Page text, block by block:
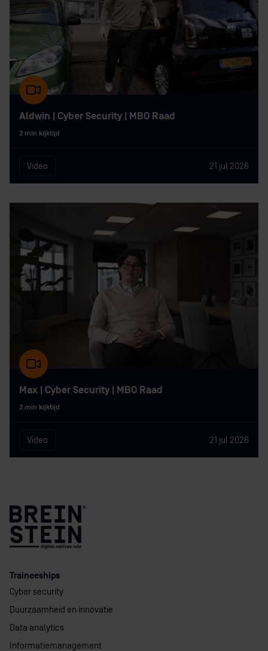
Aldwin | Cyber Security | MBO Raad
2 min kijktijd
Video 21 jul 2026
Max | Cyber Security | MBO Raad
2 min kijktijd
Video 21 jul 2026
Traineeships
Cyber security
Duurzaamheid en innovatie
Data analytics
Informatiemanagement